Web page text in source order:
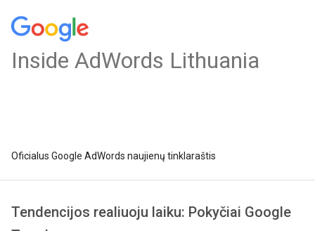
Inside AdWords Lithuania
Oficialus Google AdWords naujienų tinklaraštis
Tendencijos realiuoju laiku: Pokyčiai Google